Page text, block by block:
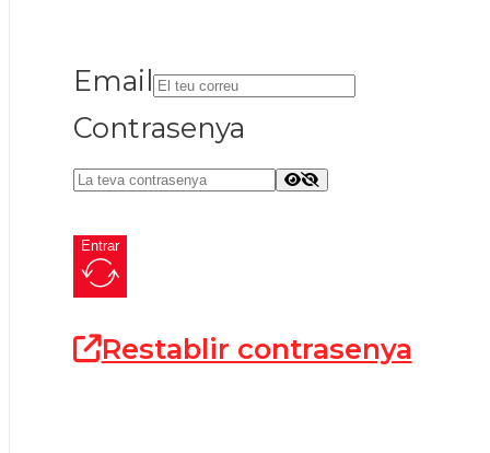
Email
Contrasenya
Entrar
Restablir contrasenya